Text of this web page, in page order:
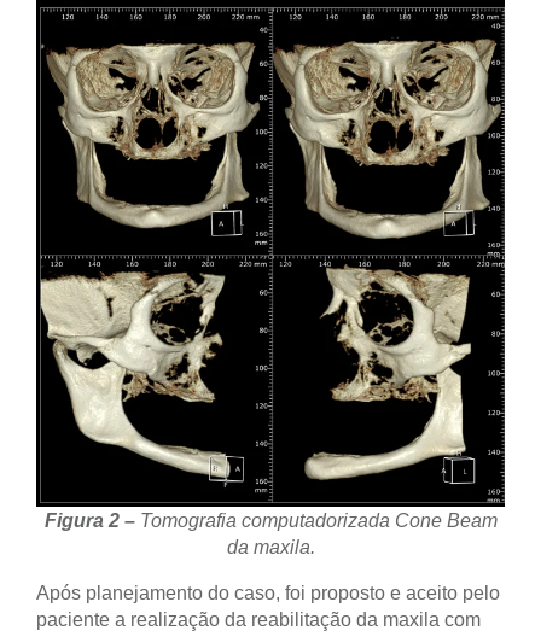
Figura 2 –Tomografia computadorizada Cone Beam
da maxila.
Após planejamento do caso, foi proposto e aceito pelo
paciente a realização da reabilitação da maxila com